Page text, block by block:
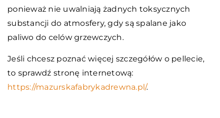
ponieważ nie uwalniają żadnych toksycznych
substancji do atmosfery, gdy są spalane jako
paliwo do celów grzewczych.
Jeśli chcesz poznać więcej szczegółów o pellecie,
to sprawdź stronę internetową:
https://mazurskafabrykadrewna.pl/.